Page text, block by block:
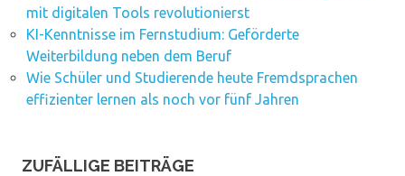
mit digitalen Tools revolutionierst
KI-Kenntnisse im Fernstudium: Geförderte
Weiterbildung neben dem Beruf
Wie Schüler und Studierende heute Fremdsprachen
effizienter lernen als noch vor fünf Jahren
ZUFÄLLIGE BEITRÄGE